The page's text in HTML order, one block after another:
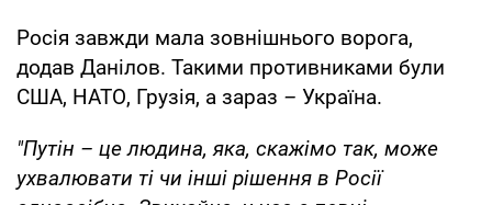
Росія завжди мала зовнішнього ворога,
додав Данілов. Такими противниками були
США, НАТО, Грузія, а зараз – Україна.
"Путін – це людина, яка, скажімо так, може
ухвалювати ті чи інші рішення в Росії